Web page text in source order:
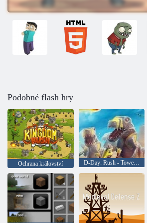
Podobné flash hry
Ochrana království D-Day: Rush - Tower Defense